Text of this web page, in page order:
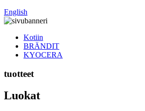
English
Kotiin
BRÄNDIT
KYOCERA
tuotteet
Luokat